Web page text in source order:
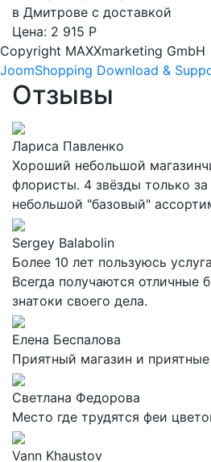
в Дмитрове с доставкой
Цена: 2 915 Р
Copyright MAXXmarketing GmbH
JoomShopping Download &
Отзывы
Лариса Павленко
Хороший небольшой
флористы. 4 звёзды только за
небольшой "базовый"
Sergey Balabolin
Более 10 лет пользуюсь
Всегда получаются отличные
знатоки своего дела.
Елена Беспалова
Приятный магазин и
Светлана Федорова
Место где трудятся феи
Vann Khaustov